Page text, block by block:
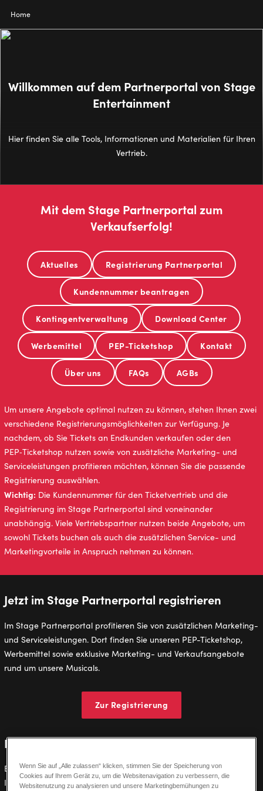
zum
Inhalt
Pfadnavigation
Home
Willkommen auf dem Partnerportal von Stage
Entertainment
Hier finden Sie alle Tools, Informationen und Materialien für Ihren
Vertrieb.
Mit dem Stage Partnerportal zum
Verkaufserfolg!
Aktuelles Registrierung Partnerportal
Kundennummer beantragen
Kontingentverwaltung Download Center
Werbemittel PEP-Ticketshop Kontakt
Über uns FAQs AGBs
Um unsere Angebote optimal nutzen zu können, stehen Ihnen zwei
verschiedene Registrierungsmöglichkeiten zur Verfügung. Je
nachdem, ob Sie Tickets an Endkunden verkaufen oder den
PEP‑Ticketshop nutzen sowie von zusätzliche Marketing- und
Serviceleistungen profitieren möchten, können Sie die passende
Registrierung auswählen.
Wichtig: Die Kundennummer für den Ticketvertrieb und die
Registrierung im Stage Partnerportal sind voneinander
unabhängig. Viele Vertriebspartner nutzen beide Angebote, um
sowohl Tickets buchen als auch die zusätzlichen Service- und
Marketingvorteile in Anspruch nehmen zu können.
Jetzt im Stage Partnerportal registrieren
Im Stage Partnerportal profitieren Sie von zusätzlichen Marketing-
und Serviceleistungen. Dort finden Sie unseren PEP-Ticketshop,
Werbemittel sowie exklusive Marketing- und Verkaufsangebote
rund um unsere Musicals.
Zur Registrierung
Neue Kundennummer für den Ticketvertrieb
Beantragen Sie eine neue Kundennummer, wenn Sie Tickets für
Ihre Kunden buchen und verkaufen möchten. Die Kundennummer
Wenn Sie auf „Alle zulassen“ klicken, stimmen Sie der Speicherung von
Cookies auf Ihrem Gerät zu, um die Websitenavigation zu verbessern, die
Websitenutzung zu analysieren und unsere Marketingbemühungen zu